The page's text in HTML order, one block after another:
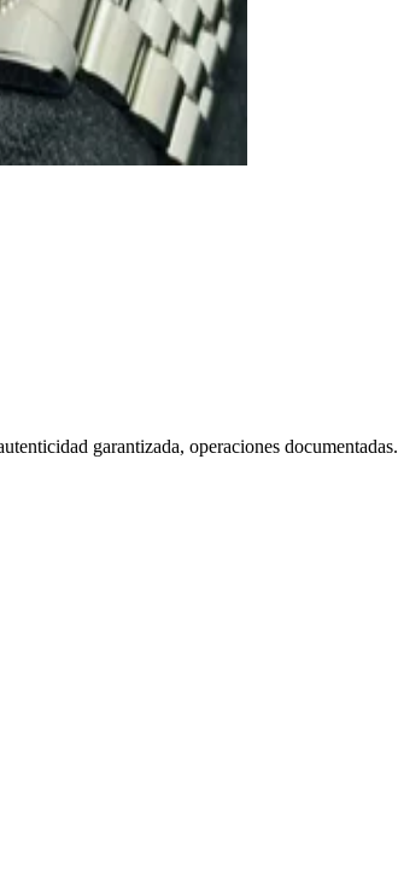
garantizada, operaciones documentadas.